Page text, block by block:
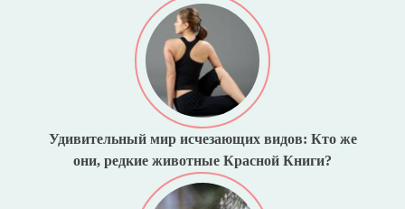
Удивительный мир исчезающих видов: Кто же
они, редкие животные Красной Книги?